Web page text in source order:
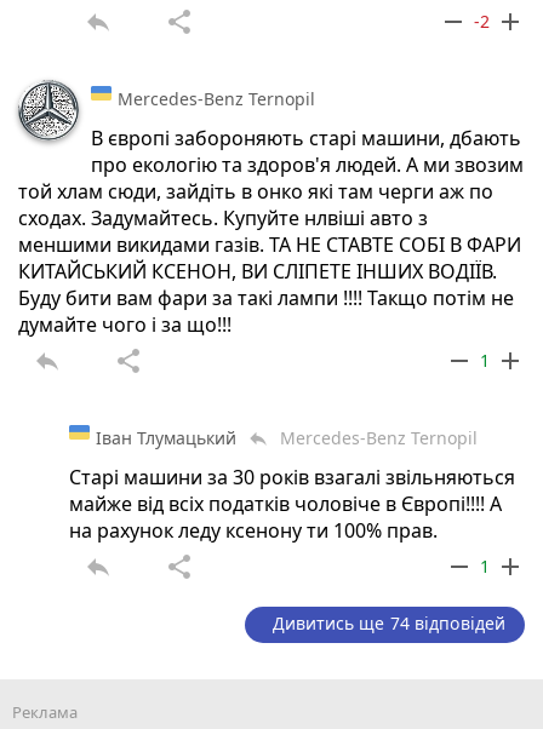
reply share remove -2 add
Mercedes-Benz Ternopil
В європі забороняють старі машини, дбають
про екологію та здоров'я людей. А ми звозим
той хлам сюди, зайдіть в онко які там черги аж по
сходах. Задумайтесь. Купуйте нлвіші авто з
меншими викидами газів. ТА НЕ СТАВТЕ СОБІ В ФАРИ
КИТАЙСЬКИЙ КСЕНОН, ВИ СЛІПЕТЕ ІНШИХ ВОДІЇВ.
Буду бити вам фари за такі лампи !!!! Такщо потім не
думайте чого і за що!!!
reply share remove 1 add
Іван Тлумацький reply Mercedes-Benz Ternopil
Старі машини за 30 років взагалі звільняються
майже від всіх податків чоловіче в Європі!!!! А
на рахунок леду ксенону ти 100% прав.
reply share remove 1 add
Дивитись ще 74 відповідей